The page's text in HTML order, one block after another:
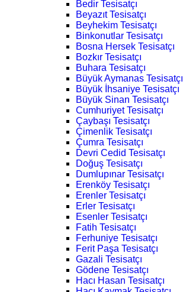
Bedir Tesisatçı
Beyazıt Tesisatçı
Beyhekim Tesisatçı
Binkonutlar Tesisatçı
Bosna Hersek Tesisatçı
Bozkır Tesisatçı
Buhara Tesisatçı
Büyük Aymanas Tesisatçı
Büyük İhsaniye Tesisatçı
Büyük Sinan Tesisatçı
Cumhuriyet Tesisatçı
Çaybaşı Tesisatçı
Çimenlik Tesisatçı
Çumra Tesisatçı
Devri Cedid Tesisatçı
Doğuş Tesisatçı
Dumlupınar Tesisatçı
Erenköy Tesisatçı
Erenler Tesisatçı
Erler Tesisatçı
Esenler Tesisatçı
Fatih Tesisatçı
Ferhuniye Tesisatçı
Ferit Paşa Tesisatçı
Gazali Tesisatçı
Gödene Tesisatçı
Hacı Hasan Tesisatçı